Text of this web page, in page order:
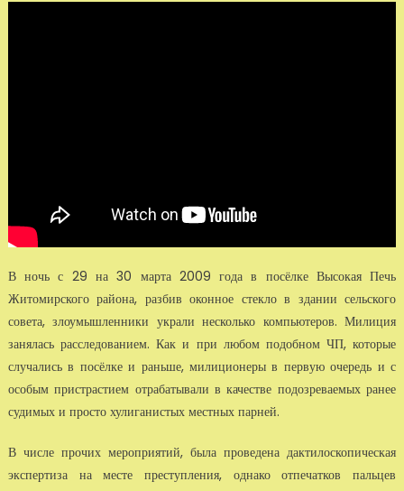
В ночь с 29 на 30 марта 2009 года в посёлке Высокая Печь
Житомирского района, разбив оконное стекло в здании сельского
совета, злоумышленники украли несколько компьютеров. Милиция
занялась расследованием. Как и при любом подобном ЧП, которые
случались в посёлке и раньше, милиционеры в первую очередь и с
особым пристрастием отрабатывали в качестве подозреваемых ранее
судимых и просто хулиганистых местных парней.
В числе прочих мероприятий, была проведена дактилоскопическая
экспертиза на месте преступления, однако отпечатков пальцев